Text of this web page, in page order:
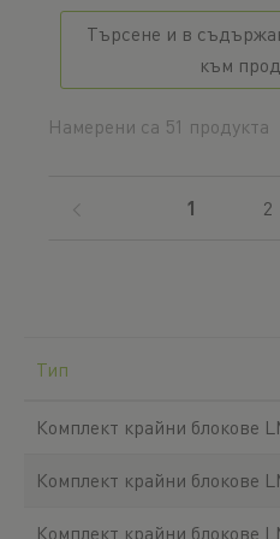
дължината на статорната
Търсене и в
към
Намерени са 51 продукта
1 (current)
2
Тип
Комплект крайни блокове
Комплект крайни блокове
Комплект крайни блокове